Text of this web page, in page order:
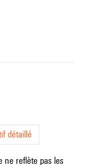
détaillé
ne reflète pas les